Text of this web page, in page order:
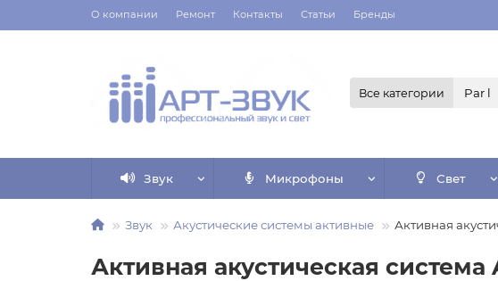
О компании Ремонт Контакты Статьи Бренды
Все категории
Звук Микрофоны Свет
Звук Акустические системы активные Активная
Активная акустическая система